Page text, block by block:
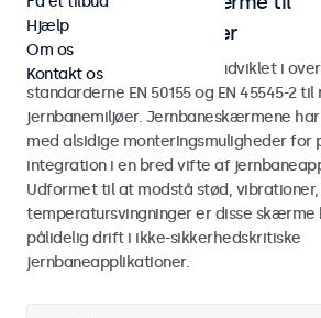
jernbaneapplikationer
Skærme og touchskærme udviklet i
standarderne EN 50155 og EN 45545-2
jernbanemiljøer. Jernbaneskærmene
med alsidige monteringsmuligheder for
integration i en bred vifte af
Udformet til at modstå stød,
temperatursvingninger er disse skærme
pålidelig drift i ikke-sikkerhedskritiske
jernbaneapplikationer.
Hjælp
Om os
Kontakt os